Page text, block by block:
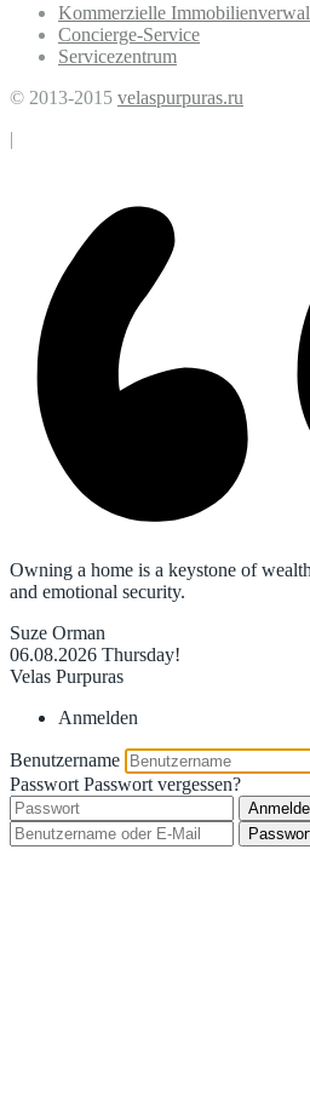
Kommerzielle
Concierge-Service
Servicezentrum
© 2013-2015 velaspurpuras.ru
|
Owning a home is a keystone of
and emotional security.
Suze Orman
06.08.2026 Thursday!
Velas Purpuras
Anmelden
Benutzername
Passwort Passwort vergessen?